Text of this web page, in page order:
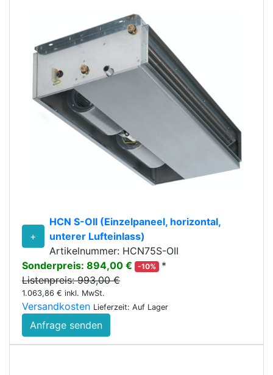
+
HCN S-OII (Einzelpaneel, horizontal,
unterer Lufteinlass)
Artikelnummer: HCN75S-OII
Sonderpreis: 894,00 €
-10%
*
Listenpreis: 993,00 €
1.063,86 € inkl. MwSt.
Versandkosten Lieferzeit: Auf Lager
Anfrage senden